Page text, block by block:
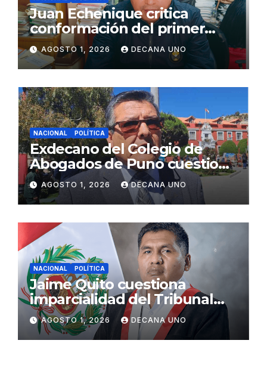
Juan Echenique critica
conformación del primer
gabinete ministerial de Keiko
Fujimori
AGOSTO 1, 2026 DECANA UNO
NACIONAL POLÍTICA
Exdecano del Colegio de
Abogados de Puno cuestiona
propuestas sobre seguridad
ciudadana
AGOSTO 1, 2026 DECANA UNO
NACIONAL POLÍTICA
Jaime Quito cuestiona
imparcialidad del Tribunal
Constitucional tras liberación
de Ollanta Humala
AGOSTO 1, 2026 DECANA UNO